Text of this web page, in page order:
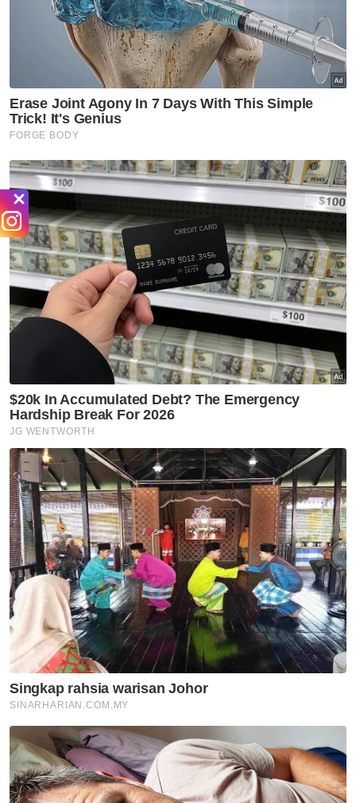
Semasa
Lelaki Pakistan tular guna
kenderaan logo JIM ditahan
Semasa
kenderaan logo JIM ditahan
Penghantar makanan diacu
pisau ketika isi minyak
Semasa
Kes serangan seksual OKU
libatkan Rohingya: Polis
nasihat jangan ambil tindakan
sendiri